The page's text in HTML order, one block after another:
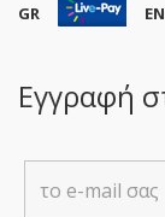
GR
Εγγραφή